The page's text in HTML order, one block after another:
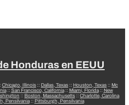
Honduras en EEUU
Chicago, Illinois :: Dallas, Texas :: Houston, Texas :: Mc
:: San Francisco, California:: Miami, Florida:: New
:: Boston, Massachusetts :: Charlotte, Carolina
Pensilvania:: Pittsburgh, Pensilvania